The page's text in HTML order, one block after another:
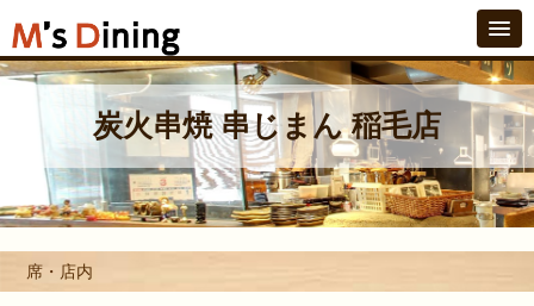
炭火串焼 串じまん 稲毛店
席・店内